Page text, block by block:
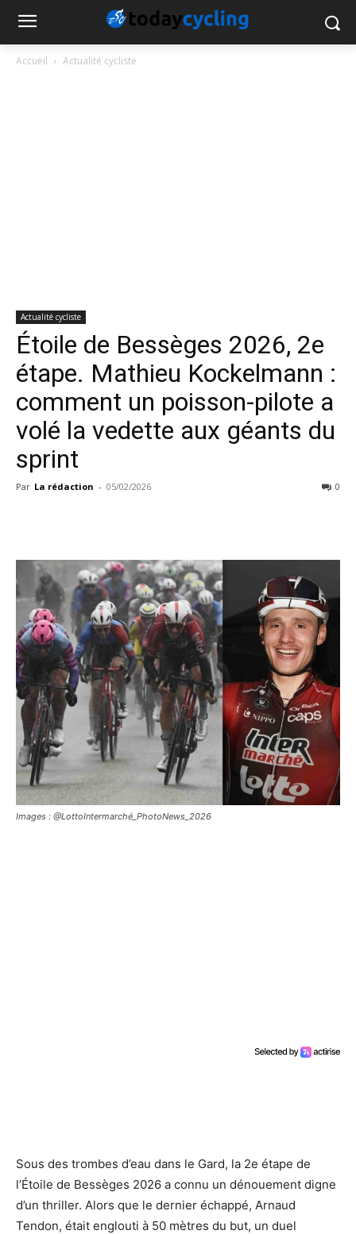
Accueil Actualité cycliste
Actualité cycliste
Étoile de Bessèges 2026, 2e
étape. Mathieu Kockelmann :
comment un poisson-pilote a
volé la vedette aux géants du
sprint
Par La rédaction - 05/02/2026 0
Images : @LottoIntermarché_PhotoNews_2026
Sous des trombes d’eau dans le Gard, la 2e étape de
l’Étoile de Bessèges 2026 a connu un dénouement digne
d’un thriller. Alors que le dernier échappé, Arnaud
Tendon, était englouti à 50 mètres du but, un duel